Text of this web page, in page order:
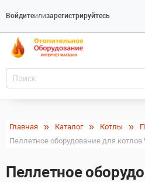
Войдитеилизарегистрируйтесь
Главная Каталог Котлы
Пеллетное оборудование для котлов
Пеллетное